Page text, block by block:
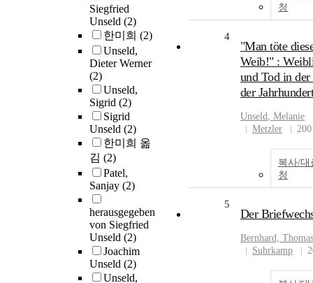
Siegfried
Unseld (2)
한미희 (2)
Unseld,
Dieter Werner
(2)
Unseld,
Sigrid (2)
Sigrid
Unseld (2)
한미희 옮
김 (2)
Patel,
Sanjay (2)
herausgegeben
von Siegfried
Unseld (2)
Joachim
Unseld (2)
Unseld,
청
4
"Man töte
Weib!" :
und Tod in
der
Unseld, Melanie
Metzler
복사/대
청
5
Der
Bernhard, Thomas
Suhrkamp